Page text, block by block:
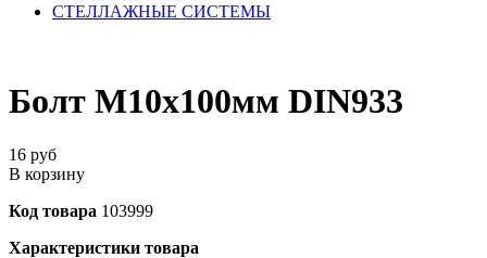
СТЕЛЛАЖНЫЕ СИСТЕМЫ
Болт М10х100мм DIN933
16 руб
В корзину
Код товара 103999
Характеристики товара